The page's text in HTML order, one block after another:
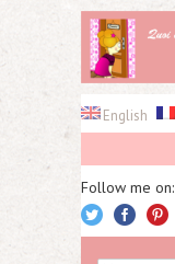
English
Follow me on: